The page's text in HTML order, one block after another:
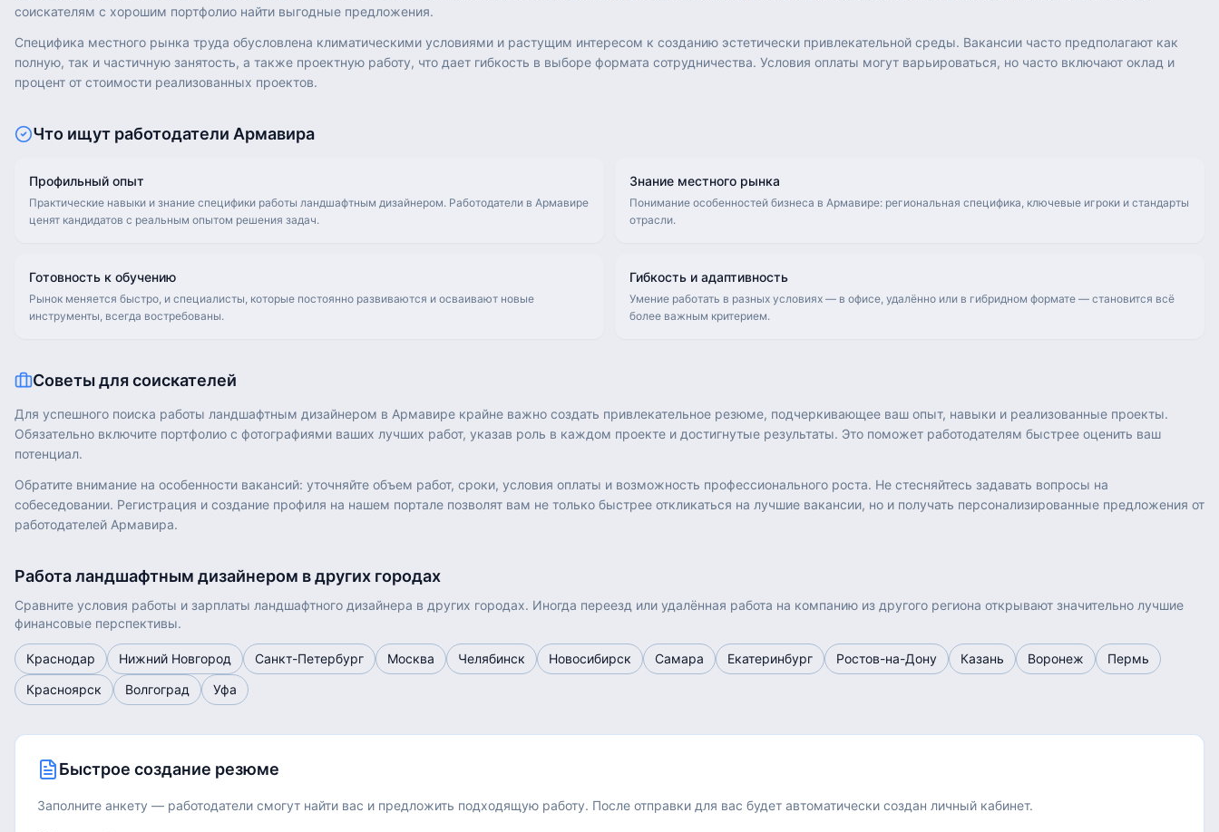
соискателям с хорошим портфолио найти выгодные предложения.
Специфика местного рынка труда обусловлена климатическими условиями и растущим интересом к созданию эстетически привлекательной среды. Вакансии часто предполагают как
полную, так и частичную занятость, а также проектную работу, что дает гибкость в выборе формата сотрудничества. Условия оплаты могут варьироваться, но часто включают оклад и
процент от стоимости реализованных проектов.
Что ищут работодатели Армавира
Профильный опыт
Практические навыки и знание специфики работы ландшафтным дизайнером. Работодатели в Армавире
ценят кандидатов с реальным опытом решения задач.
Знание местного рынка
Понимание особенностей бизнеса в Армавире: региональная специфика, ключевые игроки и стандарты
отрасли.
Готовность к обучению
Рынок меняется быстро, и специалисты, которые постоянно развиваются и осваивают новые
инструменты, всегда востребованы.
Гибкость и адаптивность
Умение работать в разных условиях — в офисе, удалённо или в гибридном формате — становится всё
более важным критерием.
Советы для соискателей
Для успешного поиска работы ландшафтным дизайнером в Армавире крайне важно создать привлекательное резюме, подчеркивающее ваш опыт, навыки и реализованные проекты.
Обязательно включите портфолио с фотографиями ваших лучших работ, указав роль в каждом проекте и достигнутые результаты. Это поможет работодателям быстрее оценить ваш
потенциал.
Обратите внимание на особенности вакансий: уточняйте объем работ, сроки, условия оплаты и возможность профессионального роста. Не стесняйтесь задавать вопросы на
собеседовании. Регистрация и создание профиля на нашем портале позволят вам не только быстрее откликаться на лучшие вакансии, но и получать персонализированные предложения от
работодателей Армавира.
Работаландшафтным дизайнером в других городах
Сравните условия работы и зарплаты ландшафтного дизайнера в других городах. Иногда переезд или удалённая работа на компанию из другого региона открывают значительно лучшие
финансовые перспективы.
Краснодар Нижний Новгород Санкт-Петербург Москва Челябинск Новосибирск Самара Екатеринбург Ростов-на-Дону Казань Воронеж
Пермь
Красноярск
Волгоград Уфа
Быстрое создание резюме
Заполните анкету — работодатели смогут найти вас и предложить подходящую работу. После отправки для вас будет автоматически создан личный кабинет.